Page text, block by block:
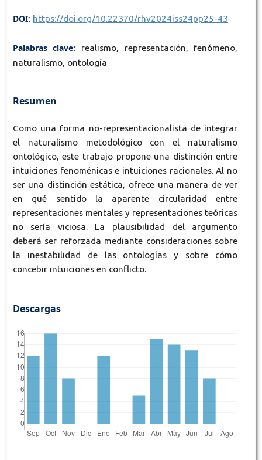
DOI: https://doi.org/10.22370/rhv2024iss24pp25-43
Palabras clave:
realismo, representación, fenómeno,
naturalismo, ontología
Resumen
Como una forma no-representacionalista de integrar
el naturalismo metodológico con el naturalismo
ontológico, este trabajo propone una distinción entre
intuiciones fenoménicas e intuiciones racionales. Al no
ser una distinción estática, ofrece una manera de ver
en qué sentido la aparente circularidad entre
representaciones mentales y representaciones teóricas
no sería viciosa. La plausibilidad del argumento
deberá ser reforzada mediante consideraciones sobre
la inestabilidad de las ontologías y sobre cómo
concebir intuiciones en conflicto.
Descargas